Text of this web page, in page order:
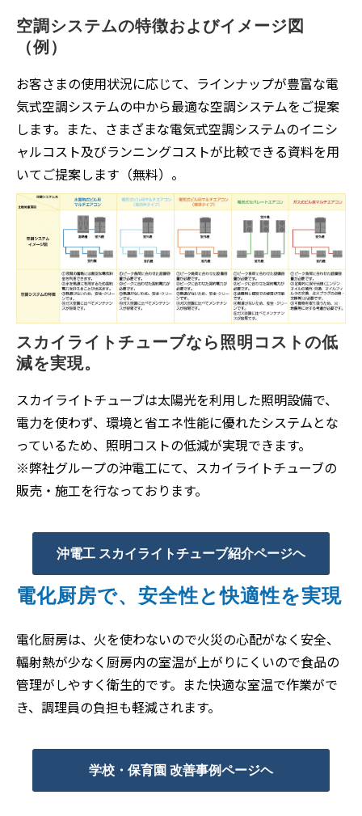
空調システムの特徴およびイメージ図
（例）
お客さまの使用状況に応じて、ラインナップが豊富な電
気式空調システムの中から最適な空調システムをご提案
します。また、さまざまな電気式空調システムのイニシ
ャルコスト及びランニングコストが比較できる資料を用
いてご提案します（無料）。
スカイライトチューブなら照明コストの低
減を実現。
スカイライトチューブは太陽光を利用した照明設備で、
電力を使わず、環境と省エネ性能に優れたシステムとな
っているため、照明コストの低減が実現できます。
※弊社グループの沖電工にて、スカイライトチューブの
販売・施工を行なっております。
沖電工 スカイライトチューブ紹介ページヘ
電化厨房で、安全性と快適性を実現
電化厨房は、火を使わないので火災の心配がなく安全、
輻射熱が少なく厨房内の室温が上がりにくいので食品の
管理がしやすく衛生的です。また快適な室温で作業がで
き、調理員の負担も軽減されます。
学校・保育園 改善事例ページヘ